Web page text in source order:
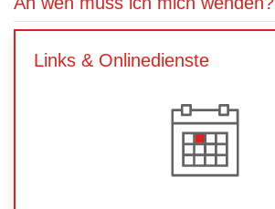
Links & Onlinedienste